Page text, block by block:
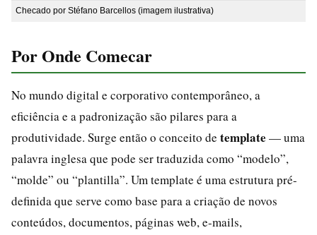
Checado por Stéfano Barcellos (imagem ilustrativa)
Por Onde Comecar
No mundo digital e corporativo contemporâneo, a
eficiência e a padronização são pilares para a
produtividade. Surge então o conceito de template — uma
palavra inglesa que pode ser traduzida como “modelo”,
“molde” ou “plantilla”. Um template é uma estrutura pré-
definida que serve como base para a criação de novos
conteúdos, documentos, páginas web, e-mails,